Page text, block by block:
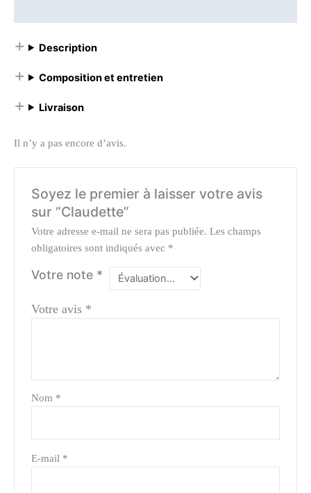
Description
Composition et entretien
Livraison
Il n’y a pas encore d’avis.
Soyez le premier à laisser votre avis
sur “Claudette”
Votre adresse e-mail ne sera pas publiée. Les champs
obligatoires sont indiqués avec *
Votre note *
Votre avis *
Nom *
E-mail *